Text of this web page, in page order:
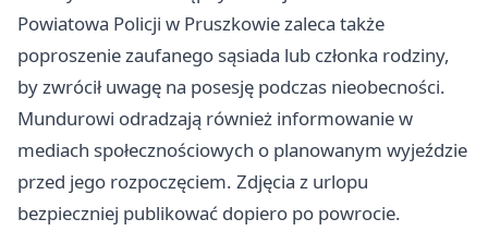
Powiatowa Policji w Pruszkowie zaleca także
poproszenie zaufanego sąsiada lub członka rodziny,
by zwrócił uwagę na posesję podczas nieobecności.
Mundurowi odradzają również informowanie w
mediach społecznościowych o planowanym wyjeździe
przed jego rozpoczęciem. Zdjęcia z urlopu
bezpieczniej publikować dopiero po powrocie.